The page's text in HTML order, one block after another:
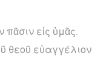
εἰς ὑμᾶς.
θεοῦ εὐαγγέλιον